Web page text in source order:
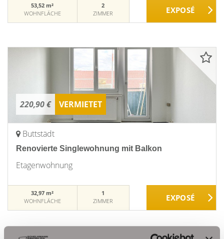
53,52 m²
WOHNFLÄCHE
2
ZIMMER
220,90 € VERMIETET
Buttstädt
Renovierte Singlewohnung mit Balkon
Etagenwohnung
32,97 m²
WOHNFLÄCHE
1
ZIMMER